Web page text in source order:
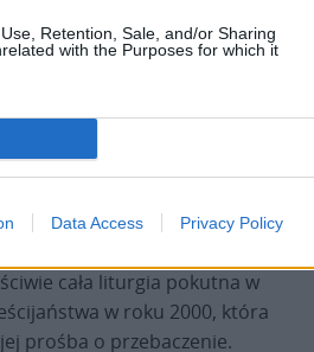
Retention, Sale, and/or Sharing
with the Purposes for which it
Data Access Privacy Policy
II, składając wizytę
era pojednania i pokoju
że Kościół katolicki
ale stała się
oczyszczenia pamięci, był
z pokutną modlitwą w
tak zwanej Ściany
cała liturgia pokutna w
w roku 2000, która
prośba o przebaczenie.